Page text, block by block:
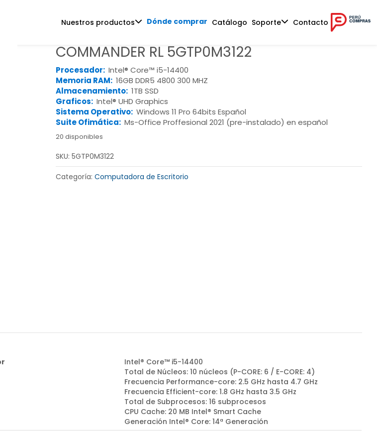
Nuestros productos Dónde comprar Catálogo Soporte Contacto
COMMANDER RL 5GTP0M3122
Procesador: Intel® Core™ i5-14400
Memoria RAM: 16GB DDR5 4800 300 MHZ
Almacenamiento: 1TB SSD
Graficos: Intel® UHD Graphics
Sistema Operativo: Windows 11 Pro 64bits Español
Suite Ofimática: Ms-Office Proffesional 2021 (pre-instalado) en español
20 disponibles
SKU: 5GTP0M3122
Categoría: Computadora de Escritorio
Intel® Core™ i5-14400
Total de Núcleos: 10 núcleos (P-CORE: 6 / E-CORE: 4)
Frecuencia Performance-core: 2.5 GHz hasta 4.7 GHz
Frecuencia Efficient-core: 1.8 GHz hasta 3.5 GHz
Total de Subprocesos: 16 subprocesos
CPU Cache: 20 MB Intel® Smart Cache
Generación Intel® Core: 14ª Generación